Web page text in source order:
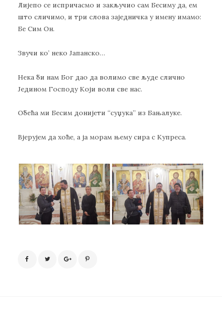
Лијепо се испричасмо и закључио сам Бесиму да, ем
што сличимо, и три слова заједничка у имену имамо:
Бе Сим Он.
Звучи ко’ неко Јапанско…
Нека би нам Бог дао да волимо све људе слично
Једином Господу Који воли све нас.
Обећа ми Бесим донијети “суџука” из Бањалуке.
Вјерујем да хоће, а ја морам њему сира с Купреса.